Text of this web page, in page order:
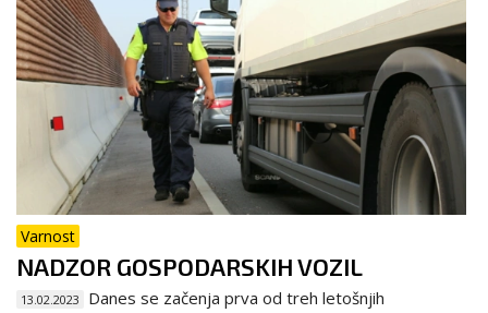
Varnost
NADZOR GOSPODARSKIH VOZIL
13.02.2023
Danes se začenja prva od treh letošnjih